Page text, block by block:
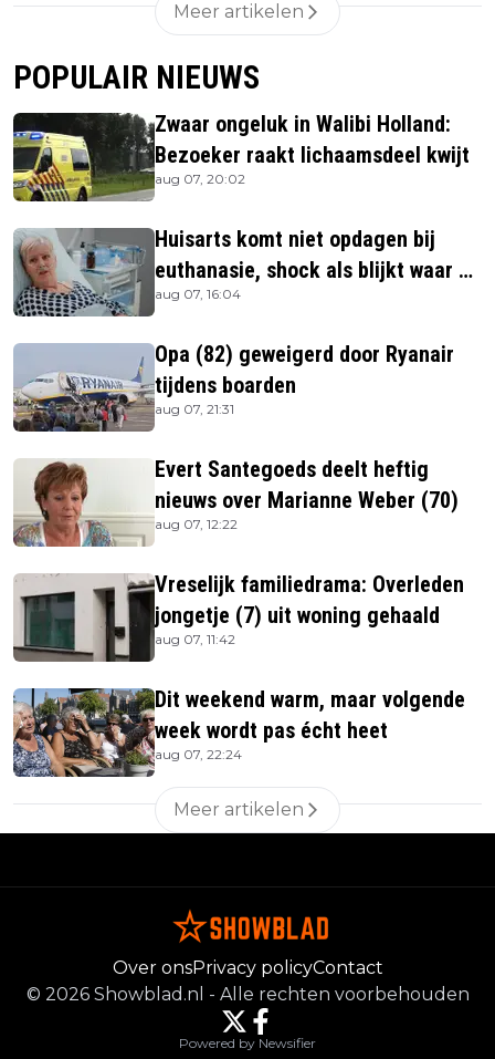
Meer artikelen
POPULAIR NIEUWS
Zwaar ongeluk in Walibi Holland:
Bezoeker raakt lichaamsdeel kwijt
aug 07, 20:02
Huisarts komt niet opdagen bij
euthanasie, shock als blijkt waar ze
is
aug 07, 16:04
Opa (82) geweigerd door Ryanair
tijdens boarden
aug 07, 21:31
Evert Santegoeds deelt heftig
nieuws over Marianne Weber (70)
aug 07, 12:22
Vreselijk familiedrama: Overleden
jongetje (7) uit woning gehaald
aug 07, 11:42
Dit weekend warm, maar volgende
week wordt pas écht heet
aug 07, 22:24
Meer artikelen
Over onsPrivacy policyContact
© 2026 Showblad.nl - Alle rechten voorbehouden
Powered by Newsifier